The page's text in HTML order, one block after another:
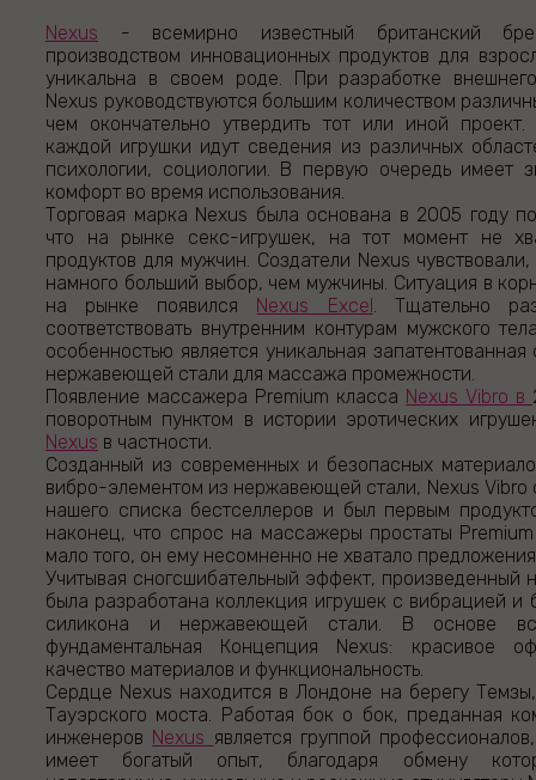
Nexus - всемирно известный британский
производством инновационных продуктов для
уникальна в своем роде. При разработке
Nexus руководствуются большим количеством
чем окончательно утвердить тот или иной
каждой игрушки идут сведения из различных
психологии, социологии. В первую очередь имеет
комфорт во время использования.
Торговая марка Nexus была основана в 2005 году
что на рынке секс-игрушек, на тот момент не
продуктов для мужчин. Создатели Nexus
намного больший выбор, чем мужчины. Ситуация в
на рынке появился Nexus Excel. Тщательно
соответствовать внутренним контурам мужского
особенностью является уникальная
нержавеющей стали для массажа промежности.
Появление массажера Premium класса Nexus Vibro в
поворотным пунктом в истории эротических
Nexus в частности.
Созданный из современных и безопасных
вибро-элементом из нержавеющей стали, Nexus Vibro
нашего списка бестселлеров и был первым
наконец, что спрос на массажеры простаты
мало того, он ему несомненно не хватало
Учитывая сногсшибательный эффект, произведенный
была разработана коллекция игрушек с вибрацией и
силикона и нержавеющей стали. В основе
фундаментальная Концепция Nexus: красивое
качество материалов и функциональность.
Сердце Nexus находится в Лондоне на берегу
Тауэрского моста. Работая бок о бок, преданная
инженеров Nexus является группой
имеет богатый опыт, благодаря обмену